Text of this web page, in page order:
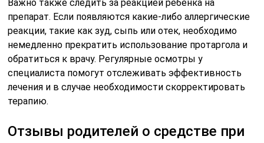
Важно также следить за реакцией ребенка на
препарат. Если появляются какие-либо аллергические
реакции, такие как зуд, сыпь или отек, необходимо
немедленно прекратить использование протаргола и
обратиться к врачу. Регулярные осмотры у
специалиста помогут отслеживать эффективность
лечения и в случае необходимости скорректировать
терапию.
Отзывы родителей о средстве при